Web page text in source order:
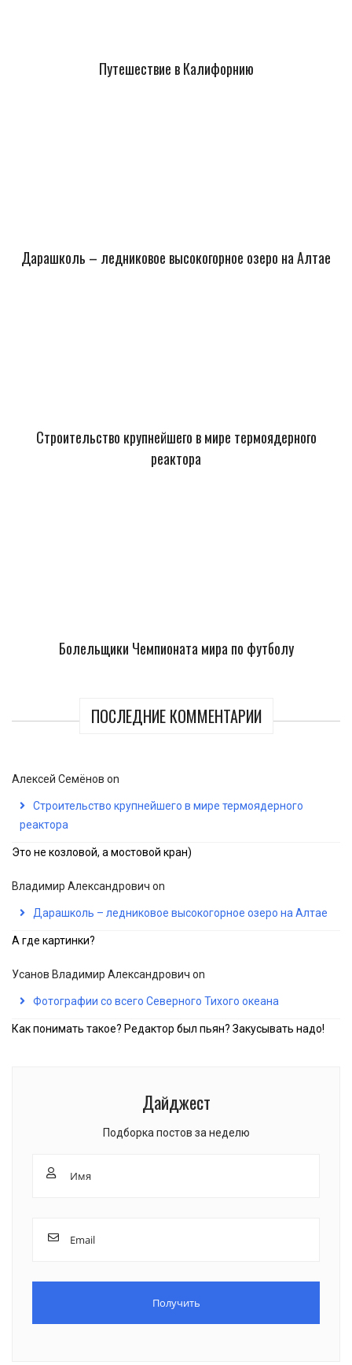
Путешествие в Калифорнию
Дарашколь – ледниковое высокогорное озеро на Алтае
Строительство крупнейшего в мире термоядерного
реактора
Болельщики Чемпионата мира по футболу
ПОСЛЕДНИЕ КОММЕНТАРИИ
Алексей Семёнов on
Строительство крупнейшего в мире термоядерного
реактора
Это не козловой, а мостовой кран)
Владимир Александрович on
Дарашколь – ледниковое высокогорное озеро на Алтае
А где картинки?
Усанов Владимир Александрович on
Фотографии со всего Северного Тихого океана
Как понимать такое? Редактор был пьян? Закусывать надо!
Дайджест
Подборка постов за неделю